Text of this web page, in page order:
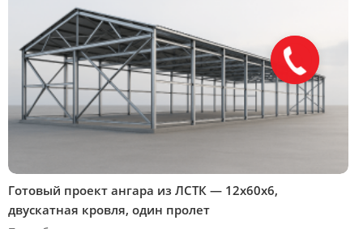
Готовый проект ангара из ЛСТК — 12х60х6,
двускатная кровля, один пролет